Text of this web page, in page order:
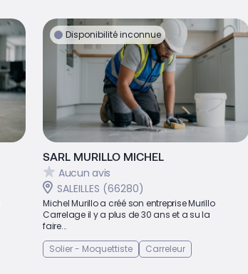
Disponibilité inconnue
SARL MURILLO MICHEL
Aucun avis
SALEILLES (66280)
Michel Murillo a créé son entreprise Murillo
Carrelage il y a plus de 30 ans et a su la
faire...
Solier - Moquettiste
Carreleur